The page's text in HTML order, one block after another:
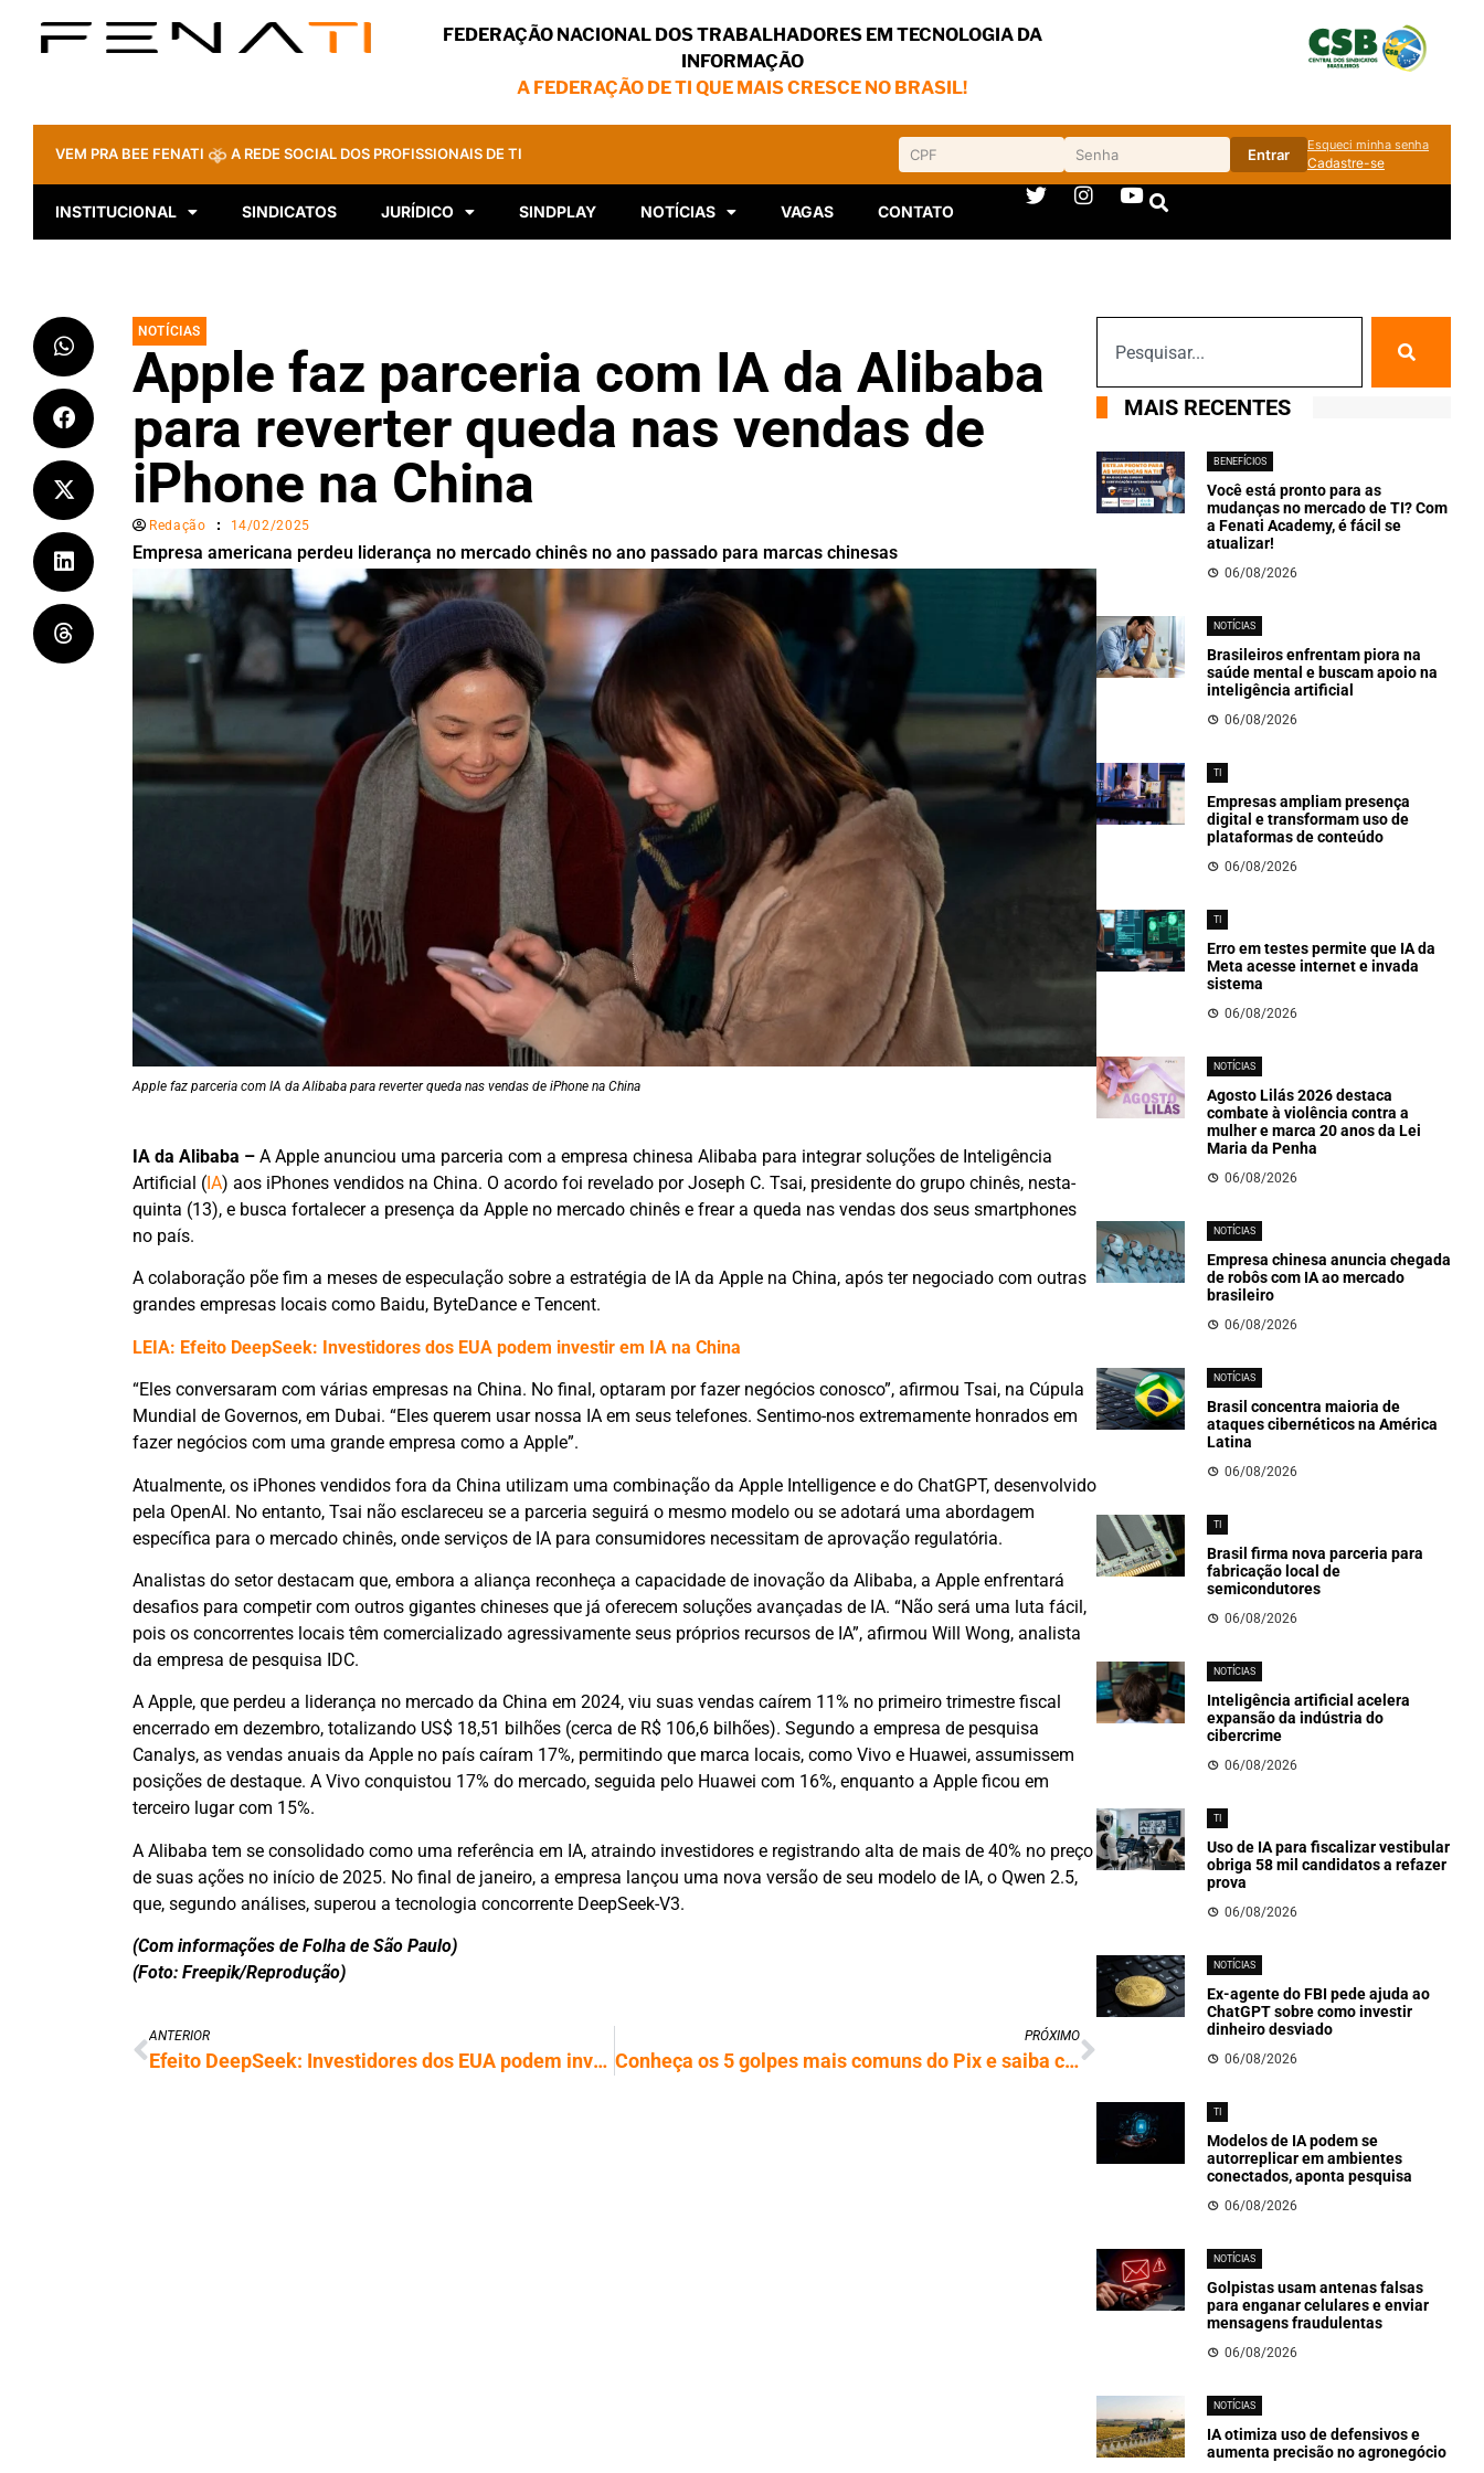
FEDERAÇÃO NACIONAL DOS TRABALHADORES EM TECNOLOGIA DA
INFORMAÇÃO
A FEDERAÇÃO DE TI QUE MAIS CRESCE NO BRASIL!
VEM PRA BEE FENATI A REDE SOCIAL DOS PROFISSIONAIS DE TI Entrar
Esqueci minha senha
Cadastre-se
INSTITUCIONAL SINDICATOS JURÍDICO SINDPLAY NOTÍCIAS VAGAS CONTATO
NOTÍCIAS
Apple faz parceria com IA da Alibaba
para reverter queda nas vendas de
iPhone na China
Redação 14/02/2025
Empresa americana perdeu liderança no mercado chinês no ano passado para marcas chinesas
Apple faz parceria com IA da Alibaba para reverter queda nas vendas de iPhone na China
IA da Alibaba –A Apple anunciou uma parceria com a empresa chinesa Alibaba para integrar soluções de Inteligência
Artificial (IA) aos iPhones vendidos na China. O acordo foi revelado por Joseph C. Tsai, presidente do grupo chinês, nesta-
quinta (13), e busca fortalecer a presença da Apple no mercado chinês e frear a queda nas vendas dos seus smartphones
no país.
A colaboração põe fim a meses de especulação sobre a estratégia de IA da Apple na China, após ter negociado com outras
grandes empresas locais como Baidu, ByteDance e Tencent.
LEIA: Efeito DeepSeek: Investidores dos EUA podem investir em IA na China
“Eles conversaram com várias empresas na China. No final, optaram por fazer negócios conosco”, afirmou Tsai, na Cúpula
Mundial de Governos, em Dubai. “Eles querem usar nossa IA em seus telefones. Sentimo-nos extremamente honrados em
fazer negócios com uma grande empresa como a Apple”.
Atualmente, os iPhones vendidos fora da China utilizam uma combinação da Apple Intelligence e do ChatGPT, desenvolvido
pela OpenAI. No entanto, Tsai não esclareceu se a parceria seguirá o mesmo modelo ou se adotará uma abordagem
específica para o mercado chinês, onde serviços de IA para consumidores necessitam de aprovação regulatória.
Analistas do setor destacam que, embora a aliança reconheça a capacidade de inovação da Alibaba, a Apple enfrentará
desafios para competir com outros gigantes chineses que já oferecem soluções avançadas de IA. “Não será uma luta fácil,
pois os concorrentes locais têm comercializado agressivamente seus próprios recursos de IA”, afirmou Will Wong, analista
da empresa de pesquisa IDC.
A Apple, que perdeu a liderança no mercado da China em 2024, viu suas vendas caírem 11% no primeiro trimestre fiscal
encerrado em dezembro, totalizando US$ 18,51 bilhões (cerca de R$ 106,6 bilhões). Segundo a empresa de pesquisa
Canalys, as vendas anuais da Apple no país caíram 17%, permitindo que marca locais, como Vivo e Huawei, assumissem
posições de destaque. A Vivo conquistou 17% do mercado, seguida pelo Huawei com 16%, enquanto a Apple ficou em
terceiro lugar com 15%.
A Alibaba tem se consolidado como uma referência em IA, atraindo investidores e registrando alta de mais de 40% no preço
de suas ações no início de 2025. No final de janeiro, a empresa lançou uma nova versão de seu modelo de IA, o Qwen 2.5,
que, segundo análises, superou a tecnologia concorrente DeepSeek-V3.
(Com informações de Folha de São Paulo)
(Foto: Freepik/Reprodução)
ANTERIOR
Efeito DeepSeek: Investidores dos EUA podem investir em IA na China
PRÓXIMO
Conheça os 5 golpes mais comuns do Pix e saiba como se proteger
MAIS RECENTES
BENEFÍCIOS
Você está pronto para as
mudanças no mercado de TI? Com
a Fenati Academy, é fácil se
atualizar!
06/08/2026
NOTÍCIAS
Brasileiros enfrentam piora na
saúde mental e buscam apoio na
inteligência artificial
06/08/2026
TI
Empresas ampliam presença
digital e transformam uso de
plataformas de conteúdo
06/08/2026
TI
Erro em testes permite que IA da
Meta acesse internet e invada
sistema
06/08/2026
NOTÍCIAS
Agosto Lilás 2026 destaca
combate à violência contra a
mulher e marca 20 anos da Lei
Maria da Penha
06/08/2026
NOTÍCIAS
Empresa chinesa anuncia chegada
de robôs com IA ao mercado
brasileiro
06/08/2026
NOTÍCIAS
Brasil concentra maioria de
ataques cibernéticos na América
Latina
06/08/2026
TI
Brasil firma nova parceria para
fabricação local de
semicondutores
06/08/2026
NOTÍCIAS
Inteligência artificial acelera
expansão da indústria do
cibercrime
06/08/2026
TI
Uso de IA para fiscalizar vestibular
obriga 58 mil candidatos a refazer
prova
06/08/2026
NOTÍCIAS
Ex-agente do FBI pede ajuda ao
ChatGPT sobre como investir
dinheiro desviado
06/08/2026
TI
Modelos de IA podem se
autorreplicar em ambientes
conectados, aponta pesquisa
06/08/2026
NOTÍCIAS
Golpistas usam antenas falsas
para enganar celulares e enviar
mensagens fraudulentas
06/08/2026
NOTÍCIAS
IA otimiza uso de defensivos e
aumenta precisão no agronegócio